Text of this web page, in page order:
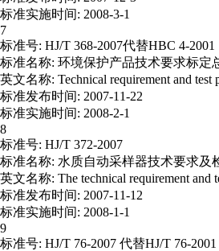
标准实施时间: 2008-3-1
7
标准号: HJ/T 368-2007代替HBC 4-2001
标准名称: 环境保护产品技术要求标
英文名称: Technical requirement and test
标准发布时间: 2007-11-22
标准实施时间: 2008-2-1
8
标准号: HJ/T 372-2007
标准名称: 水质自动采样器技术要求及
英文名称: The technical requirement and
标准发布时间: 2007-11-12
标准实施时间: 2008-1-1
9
标准号: HJ/T 76-2007 代替HJ/T 76-2001